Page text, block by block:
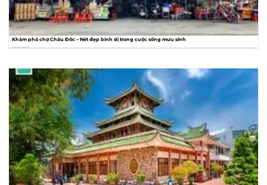
Khám phá chợ Châu Đốc – Nét đẹp bình dị trong cuộc sống mưu sinh